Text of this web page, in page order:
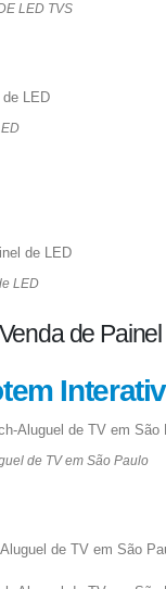
LED TVS
LED
de
de TV em São Paulo
de TV em São